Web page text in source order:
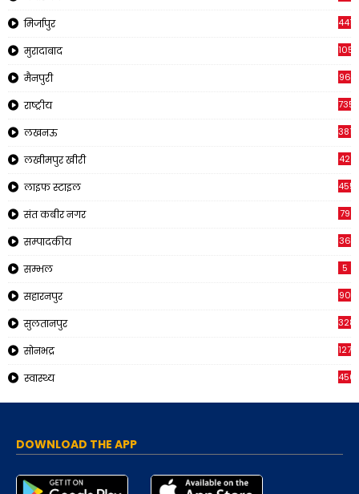
मिर्जापुर 441
मुरादाबाद 1057
मैनपुरी 96
राष्ट्रीय 7353
लखनऊ 3816
लखीमपुर खीरी 42
लाइफ स्टाइल 455
संत कबीर नगर 79
सम्पादकीय 36
सम्भल 5
सहारनपुर 90
सुलतानपुर 328
सोनभद्र 1270
स्वास्थ्य 450
DOWNLOAD THE APP